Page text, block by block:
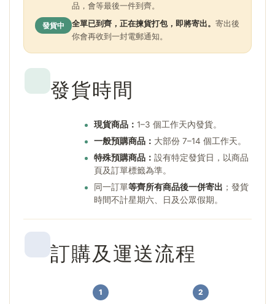
品，會等最後一件到齊。
發貨中 全單已到齊，正在揀貨打包，即將寄出。 寄出後
你會再收到一封電郵通知。
發貨時間
現貨商品： 1–3 個工作天內發貨。
一般預購商品： 大部份 7–14 個工作天。
特殊預購商品： 設有特定發貨日，以商品
頁及訂單標籤為準。
同一訂單等齊所有商品後一併寄出 ；發貨
時間不計星期六、日及公眾假期。
訂購及運送流程
1 2